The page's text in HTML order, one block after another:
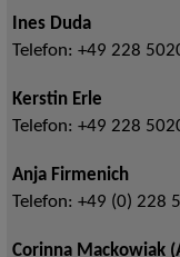
Ines Duda
Telefon: +49 228
Kerstin Erle
Telefon: +49 228
Anja Firmenich
Telefon: +49 (0) 228
Corinna Mackowiak